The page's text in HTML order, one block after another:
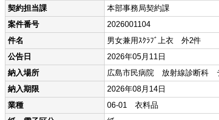
契約担当課
本部事務局契約課
案件番号
2026001104
件名
男女兼用ｽｸﾗﾌﾞ上衣 外2件
公告日
2026年05月11日
納入場所
広島市民病院 放射線診断科
納入期限
2026年08月14日
業種
06-01 衣料品